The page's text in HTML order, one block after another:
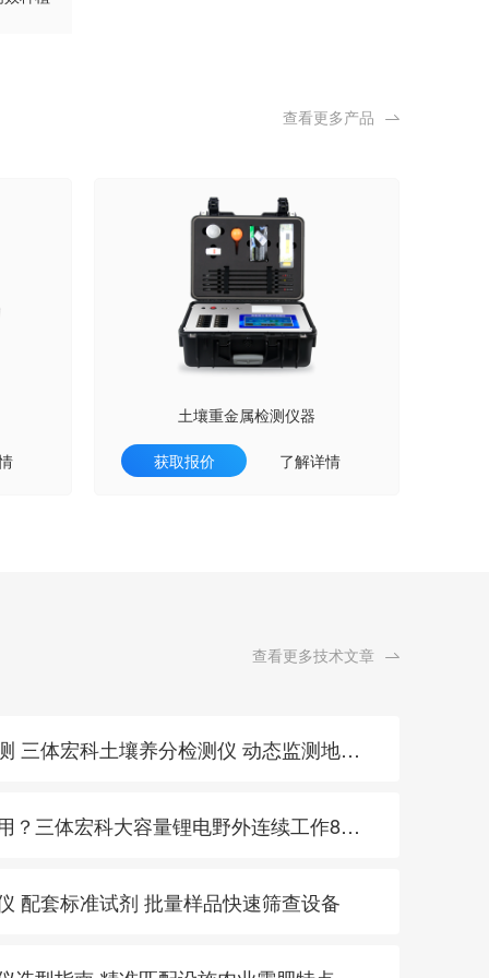
查看更多产品
土壤重金属检测仪器
获取报价 了解详情
查看更多技术文章
· 特色农产品地标产区巡测 三体宏科土壤养分检测仪 动态监测地块肥力支撑品质统一
· 土壤快检设备续航不够用？三体宏科大容量锂电野外连续工作8小时
配套标准试剂 批量样品快速筛查设备